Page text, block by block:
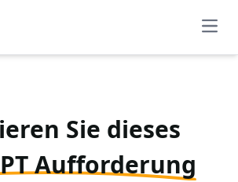
Sie dieses
Aufforderung